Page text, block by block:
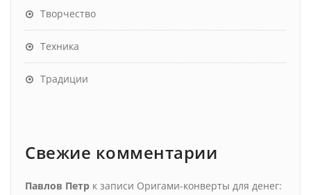
Творчество
Техника
Традиции
Свежие комментарии
Павлов Петр к записи Оригами-конверты для денег: